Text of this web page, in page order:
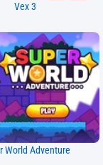
Vex 3
World Adventure